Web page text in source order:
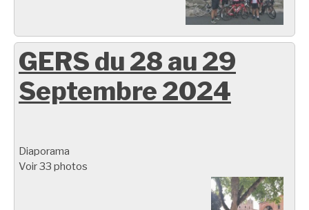
GERS du 28 au 29
Septembre 2024
Diaporama
Voir 33 photos